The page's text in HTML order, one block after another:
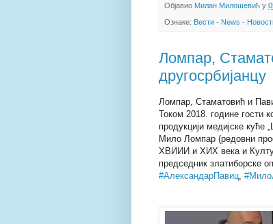
Објавио Милан Милошевић у
Ознаке: Вести - News -
Ломпар,
другосрбијанцу
Ломпар, Стаматовић и
Током 2018. године гости
продукцији медијске
Мило Ломпар (редовни
XВИИИ и XИX века и
председник златиборске
#АлександарПавиц,